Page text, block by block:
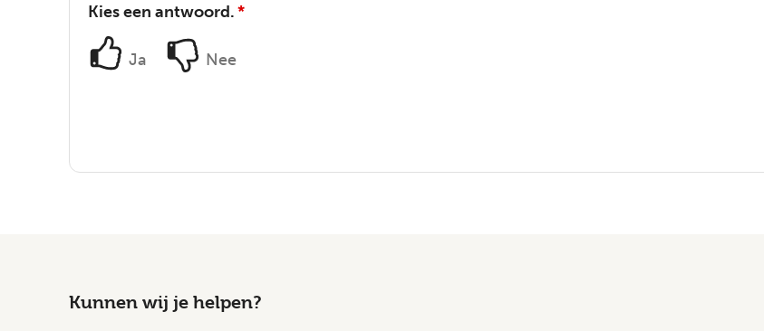
Kies een antwoord.*
Ja Nee
Kunnen wij je helpen?